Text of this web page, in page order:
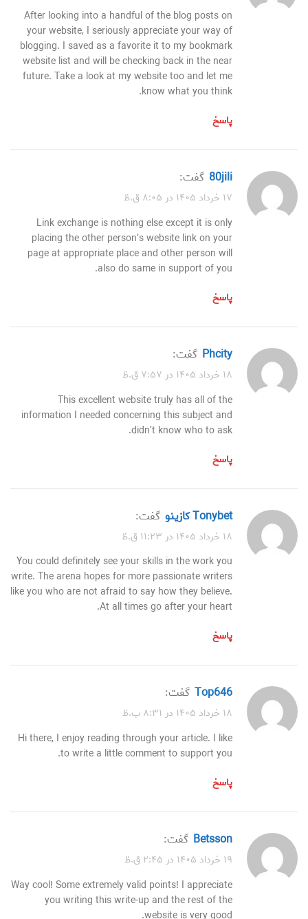
After looking into a handful of the blog posts on
your website, I seriously appreciate your way of
blogging. I saved as a favorite it to my bookmark
website list and will be checking back in the near
future. Take a look at my website too and let me
know what you think.
پاسخ
80jili گفت:
۱۷ خرداد ۱۴۰۵ در ۸:۰۵ ق.ظ
Link exchange is nothing else except it is only
placing the other person’s website link on your
page at appropriate place and other person will
also do same in support of you.
پاسخ
phcity گفت:
۱۸ خرداد ۱۴۰۵ در ۷:۵۷ ق.ظ
This excellent website truly has all of the
information I needed concerning this subject and
didn’t know who to ask.
پاسخ
tonybet كازينو گفت:
۱۸ خرداد ۱۴۰۵ در ۱۱:۲۳ ق.ظ
You could definitely see your skills in the work you
write. The arena hopes for more passionate writers
like you who are not afraid to say how they believe.
At all times go after your heart.
پاسخ
top646 گفت:
۱۸ خرداد ۱۴۰۵ در ۸:۳۱ ب.ظ
Hi there, I enjoy reading through your article. I like
to write a little comment to support you.
پاسخ
betsson گفت:
۱۹ خرداد ۱۴۰۵ در ۲:۴۵ ق.ظ
Way cool! Some extremely valid points! I appreciate
you writing this write-up and the rest of the
website is very good.